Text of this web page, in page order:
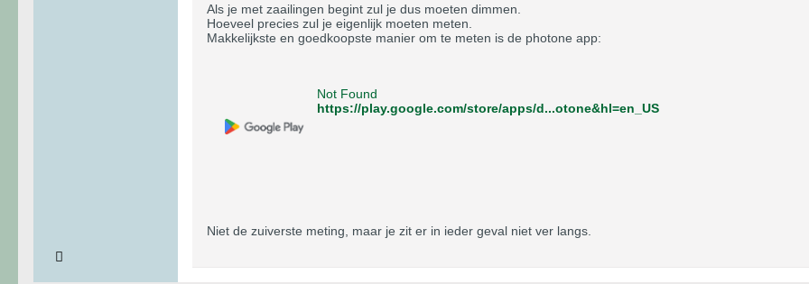
Als je met zaailingen begint zul je dus moeten dimmen.
Hoeveel precies zul je eigenlijk moeten meten.
Makkelijkste en goedkoopste manier om te meten is de photone app:
Not Found
https://play.google.com/store/apps/d...otone&hl=en_US
Niet de zuiverste meting, maar je zit er in ieder geval niet ver langs.